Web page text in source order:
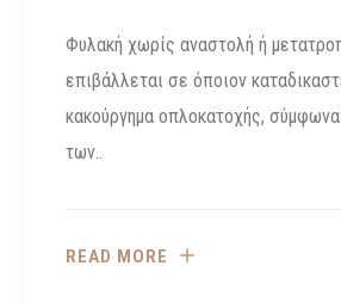
Φυλακή χωρίς αναστολή ή
επιβάλλεται σε όποιον
κακούργημα οπλοκατοχής,
των..
READ MORE